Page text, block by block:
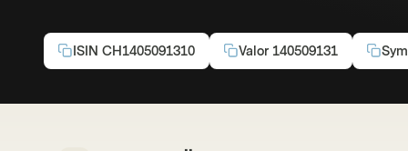
ISIN CH1405091310 Valor 140509131